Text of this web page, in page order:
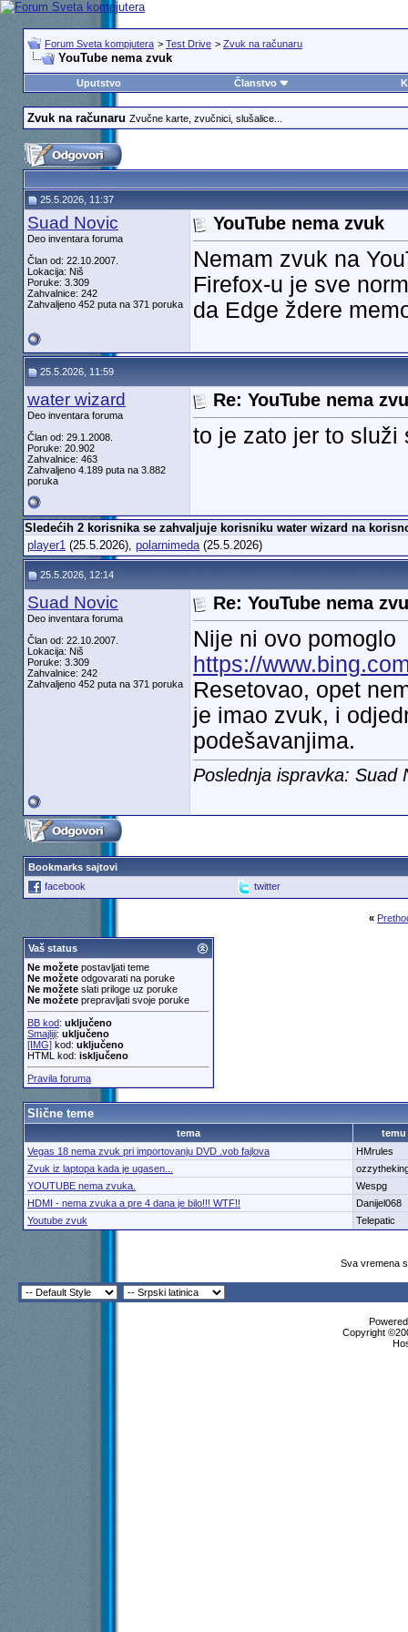
Forum Sveta kompjutera > Test Drive > Zvuk na računaru
YouTube nema zvuk
Uputstvo Članstvo
Zvuk na računaru Zvučne karte, zvučnici, slušalice...
25.5.2026, 11:37
Suad Novic
Deo inventara foruma
Član od: 22.10.2007.
Lokacija: Niš
Poruke: 3.309
Zahvalnice: 242
Zahvaljeno 452 puta na 371 poruka
YouTube nema zvuk
Nemam zvuk na
Firefox-u je sve
da Edge ždere
25.5.2026, 11:59
water wizard
Deo inventara foruma
Član od: 29.1.2008.
Poruke: 20.902
Zahvalnice: 463
Zahvaljeno 4.189 puta na 3.882
poruka
Re: YouTube nema
to je zato jer to služi
Sledećih 2 korisnika se zahvaljuje korisniku water wizard na
player1(25.5.2026), polarnimeda(25.5.2026)
25.5.2026, 12:14
Suad Novic
Deo inventara foruma
Član od: 22.10.2007.
Lokacija: Niš
Poruke: 3.309
Zahvalnice: 242
Zahvaljeno 452 puta na 371 poruka
Re: YouTube nema
Nije ni ovo pomoglo
https://
Resetovao, opet
je imao zvuk, i
podešavanjima.
Poslednja ispravka:
Bookmarks sajtovi
facebook
twitter
«
Vaš status
Ne možetepostavljati teme
Ne možeteodgovarati na poruke
Ne možeteslati priloge uz poruke
Ne možeteprepravljati svoje poruke
BB kod: uključeno
Smajliji: uključeno
[IMG]kod: uključeno
HTML kod: isključeno
Pravila foruma
Slične teme
tema
temu
Vegas 18 nema zvuk pri importovanju DVD .vob fajlova
HMrules
Zvuk iz laptopa kada je ugasen...
YOUTUBE nema zvuka.
Wespg
HDMI - nema zvuka a pre 4 dana je bilo!!! WTF!!
Danijel068
Youtube zvuk
Telepatic
Sva vremena
Copyright